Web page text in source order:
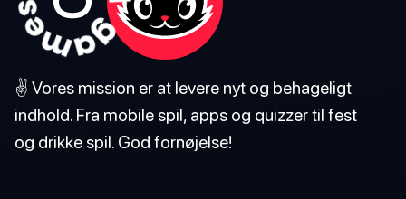
✌️ Vores mission er at levere nyt og behageligt
indhold. Fra mobile spil, apps og quizzer til fest
og drikke spil. God fornøjelse!